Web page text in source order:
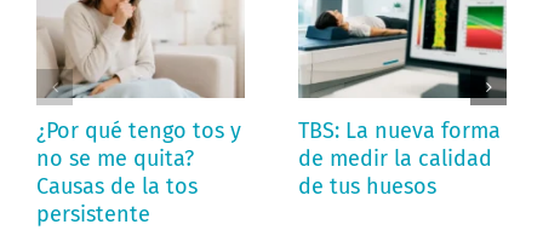
¿Por qué tengo tos y
no se me quita?
Causas de la tos
persistente
TBS: La nueva forma
de medir la calidad
de tus huesos